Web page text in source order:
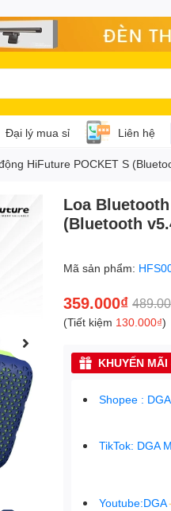
Đại lý mua sỉ Liên hệ
HiFuture POCKET S
Loa
(Bluetooth
Mã sản phẩm:
359.000₫
(Tiết kiệm 130.000₫)
KHUYẾN
Shopee :
TikTok: DGA
Youtube:DGA